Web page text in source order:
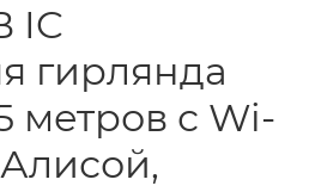
IC
гирлянда
метров с Wi-